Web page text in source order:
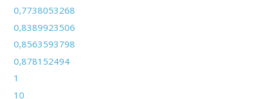
0,7738053268
0,8389923506
0,8563593798
0,878152494
1
10